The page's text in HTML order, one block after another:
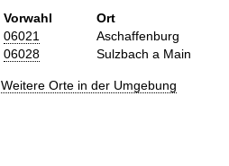
Vorwahl
Ort
06021
Aschaffenburg
06028
Sulzbach a Main
Weitere Orte in der Umgebung